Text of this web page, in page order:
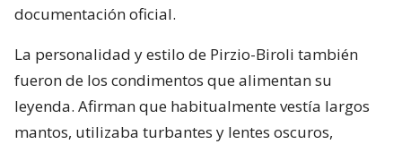
documentación oficial.
La personalidad y estilo de Pirzio-Biroli también
fueron de los condimentos que alimentan su
leyenda. Afirman que habitualmente vestía largos
mantos, utilizaba turbantes y lentes oscuros,